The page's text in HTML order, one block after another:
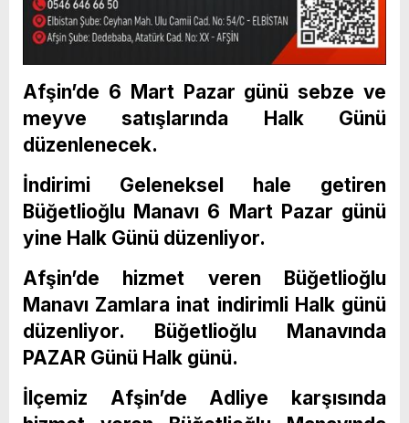
Afşin’de 6 Mart Pazar günü sebze ve
meyve satışlarında Halk Günü
düzenlenecek.
İndirimi Geleneksel hale getiren
Büğetlioğlu Manavı 6 Mart Pazar günü
yine Halk Günü düzenliyor.
Afşin’de hizmet veren Büğetlioğlu
Manavı Zamlara inat indirimli Halk günü
düzenliyor. Büğetlioğlu Manavında
PAZAR Günü Halk günü.
İlçemiz Afşin’de Adliye karşısında